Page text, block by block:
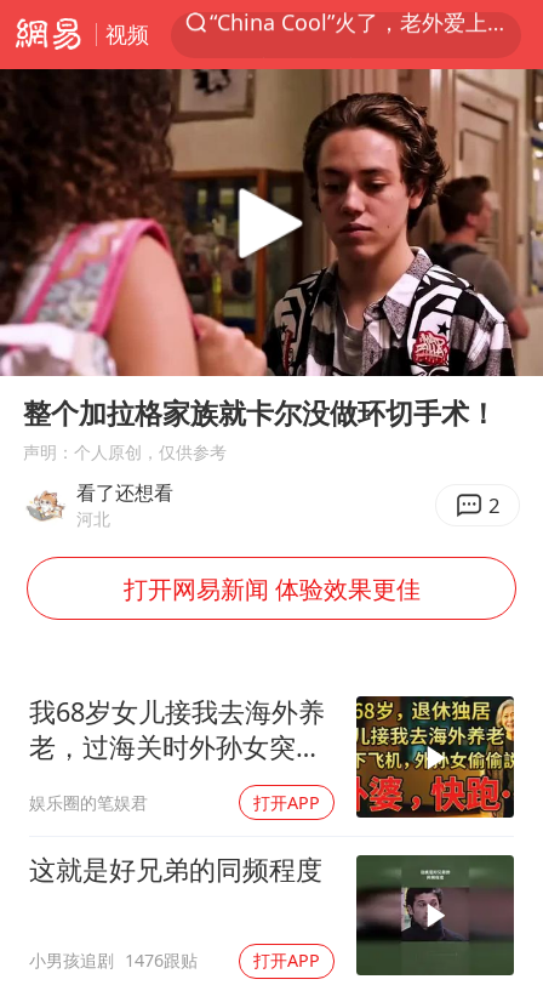
视频
香港宏福苑火灾或由烟头引起
浙江台州《告全体市民书》
美拟年底前首次测试“金穹”反导系统
四川宜宾3.4级地震
网约车司机充电时猝死保险拒赔
陕西柞水泥石流已致2死 仍有1人失联
泰国初中生饮弹自尽前开了26枪
多所高校取消艺考
店主称换“青海拉面”招牌后生意更好
伊斯兰版北约来了吗
上半年国内居民出游人次34.63亿
薛之谦杭州站演唱会取消
“准2万亿”之城点名支持三所大学
习近平心系体育强国建设
Play
00:00 04:12
整个加拉格家族就卡尔没做环切手术！
声明：个人原创，仅供参考
看了还想看
河北 2
打开网易新闻 体验效果更佳
我68岁女儿接我去海外养
老，过海关时外孙女突然
娱乐圈的笔娱君 打开APP
这就是好兄弟的同频程度
小男孩追剧 1476跟贴 打开APP